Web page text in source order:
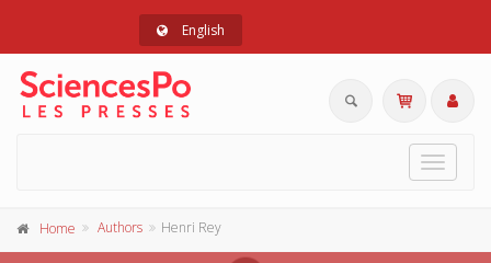
English
Toggle
Home Authors Henri Rey